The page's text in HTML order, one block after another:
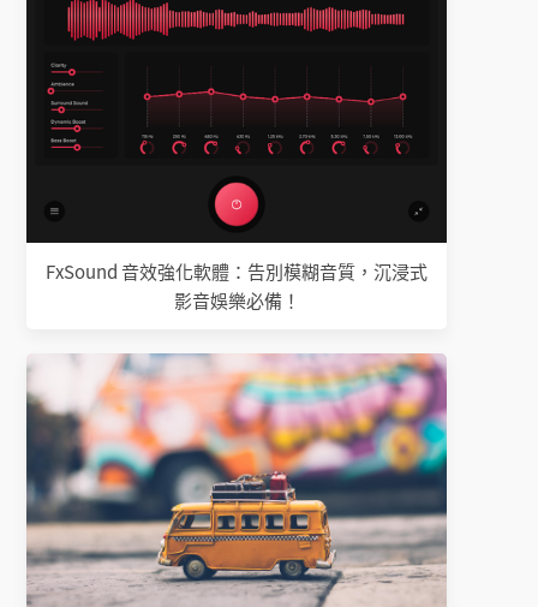
FxSound 音效強化軟體：告別模糊音質，沉浸式
影音娛樂必備！